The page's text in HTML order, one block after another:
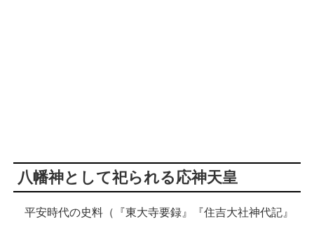
八幡神として祀られる応神天皇
平安時代の史料（『東大寺要録』『住吉大社神代記』